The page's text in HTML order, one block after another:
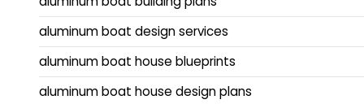
aluminum boat design services
aluminum boat house blueprints
aluminum boat house design plans